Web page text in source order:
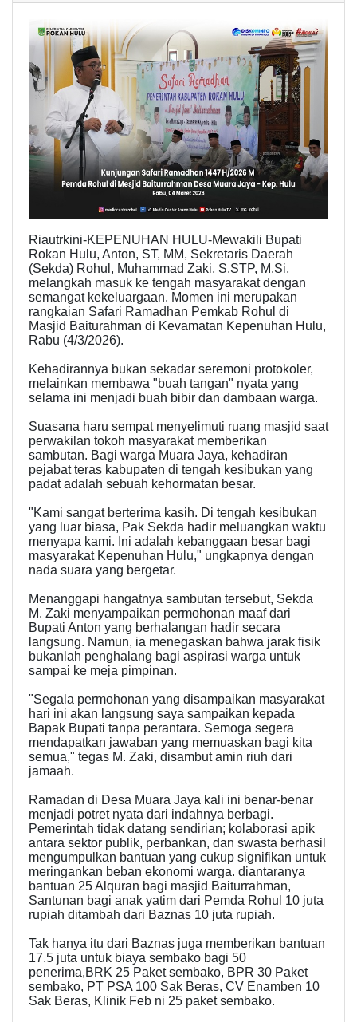
Riautrkini-KEPENUHAN HULU-Mewakili Bupati
Rokan Hulu, Anton, ST, MM, Sekretaris Daerah
(Sekda) Rohul, Muhammad Zaki, S.STP, M.Si,
melangkah masuk ke tengah masyarakat dengan
semangat kekeluargaan. Momen ini merupakan
rangkaian Safari Ramadhan Pemkab Rohul di
Masjid Baiturahman di Kevamatan Kepenuhan Hulu,
Rabu (4/3/2026).
Kehadirannya bukan sekadar seremoni protokoler,
melainkan membawa "buah tangan" nyata yang
selama ini menjadi buah bibir dan dambaan warga.
Suasana haru sempat menyelimuti ruang masjid saat
perwakilan tokoh masyarakat memberikan
sambutan. Bagi warga Muara Jaya, kehadiran
pejabat teras kabupaten di tengah kesibukan yang
padat adalah sebuah kehormatan besar.
"Kami sangat berterima kasih. Di tengah kesibukan
yang luar biasa, Pak Sekda hadir meluangkan waktu
menyapa kami. Ini adalah kebanggaan besar bagi
masyarakat Kepenuhan Hulu," ungkapnya dengan
nada suara yang bergetar.
Menanggapi hangatnya sambutan tersebut, Sekda
M. Zaki menyampaikan permohonan maaf dari
Bupati Anton yang berhalangan hadir secara
langsung. Namun, ia menegaskan bahwa jarak fisik
bukanlah penghalang bagi aspirasi warga untuk
sampai ke meja pimpinan.
"Segala permohonan yang disampaikan masyarakat
hari ini akan langsung saya sampaikan kepada
Bapak Bupati tanpa perantara. Semoga segera
mendapatkan jawaban yang memuaskan bagi kita
semua," tegas M. Zaki, disambut amin riuh dari
jamaah.
Ramadan di Desa Muara Jaya kali ini benar-benar
menjadi potret nyata dari indahnya berbagi.
Pemerintah tidak datang sendirian; kolaborasi apik
antara sektor publik, perbankan, dan swasta berhasil
mengumpulkan bantuan yang cukup signifikan untuk
meringankan beban ekonomi warga. diantaranya
bantuan 25 Alquran bagi masjid Baiturrahman,
Santunan bagi anak yatim dari Pemda Rohul 10 juta
rupiah ditambah dari Baznas 10 juta rupiah.
Tak hanya itu dari Baznas juga memberikan bantuan
17.5 juta untuk biaya sembako bagi 50
penerima,BRK 25 Paket sembako, BPR 30 Paket
sembako, PT PSA 100 Sak Beras, CV Enamben 10
Sak Beras, Klinik Feb ni 25 paket sembako.